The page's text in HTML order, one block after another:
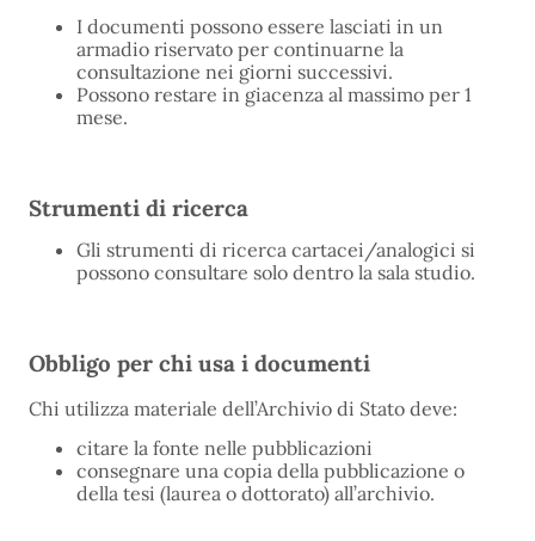
I documenti possono essere lasciati in un
armadio riservato per continuarne la
consultazione nei giorni successivi.
Possono restare in giacenza al massimo per 1
mese.
Strumenti di ricerca
Gli strumenti di ricerca cartacei/analogici si
possono consultare solo dentro la sala studio.
Obbligo per chi usa i documenti
Chi utilizza materiale dell’Archivio di Stato deve:
citare la fonte nelle pubblicazioni
consegnare una copia della pubblicazione o
della tesi (laurea o dottorato) all’archivio.